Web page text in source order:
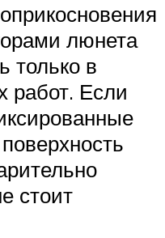
люнета
только в
работ. Если
стоит